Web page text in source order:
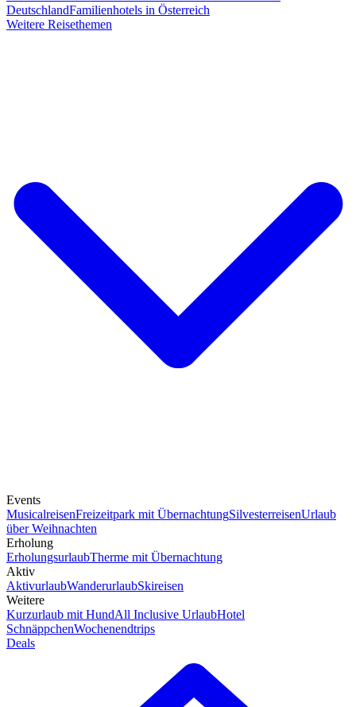
DeutschlandFamilienhotels in Österreich
Weitere Reisethemen
Events
MusicalreisenFreizeitpark mit ÜbernachtungSilvesterreisenUrlaub
über Weihnachten
Erholung
ErholungsurlaubTherme mit Übernachtung
Aktiv
AktivurlaubWanderurlaubSkireisen
Weitere
Kurzurlaub mit HundAll Inclusive UrlaubHotel
SchnäppchenWochenendtrips
Deals